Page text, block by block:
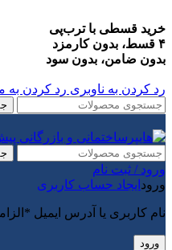
خرید قسطی با ترب‌پی
۴ قسط، بدون کارمزد
بدون ضامن، بدون سود
رد کردن به ناوبری رد کردن به
ورود / ثبت نام
ورود ایجاد حساب کاربری
نام کاربری یا آدرس ایمیل *
ورود